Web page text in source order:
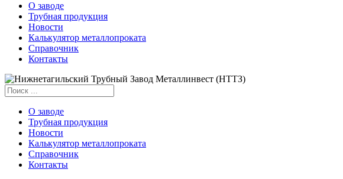
О заводе
Трубная продукция
Новости
Калькулятор металлопроката
Справочник
Контакты
О заводе
Трубная продукция
Новости
Калькулятор металлопроката
Справочник
Контакты